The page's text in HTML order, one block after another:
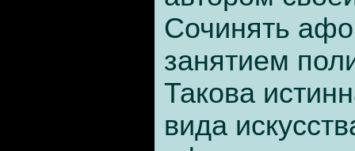
Сочинять
занятием
Такова
вида